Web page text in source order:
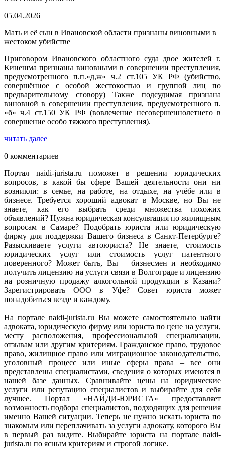
05.04.2026
Мать и её сын в Ивановской области признаны виновными в
жестоком убийстве
Приговором Ивановского областного суда двое жителей г.
Кинешма признаны виновными в совершении преступления,
предусмотренного п.п.«д,ж» ч.2 ст.105 УК РФ (убийство,
совершённое с особой жестокостью и группой лиц по
предварительному сговору) Также подсудимая признана
виновной в совершении преступления, предусмотренного п.
«б» ч.4 ст.150 УК РФ (вовлечение несовершеннолетнего в
совершение особо тяжкого преступления).
читать далее
0 комментариев
Портал naidi-jurista.ru поможет в решении юридических
вопросов, в какой бы сфере Вашей деятельности они ни
возникли: в семье, на работе, на отдыхе, на учёбе или в
бизнесе. Требуется хороший адвокат в Москве, но Вы не
знаете, как его выбрать среди множества похожих
объявлений? Нужна юридическая консультация по жилищным
вопросам в Самаре? Подобрать юриста или юридическую
фирму для поддержки Вашего бизнеса в Санкт-Петербурге?
Разыскиваете услуги автоюриста? Не знаете, стоимость
юридических услуг или стоимость услуг патентного
поверенного? Может быть, Вы – бизнесмен и необходимо
получить лицензию на услуги связи в Волгограде и лицензию
на розничную продажу алкогольной продукции в Казани?
Зарегистрировать ООО в Уфе? Совет юриста может
понадобиться везде и каждому.
На портале naidi-jurista.ru Вы можете самостоятельно найти
адвоката, юридическую фирму или юриста по цене на услуги,
месту расположения, профессиональной специализации,
отзывам или другим критериям. Гражданское право, трудовое
право, жилищное право или миграционное законодательство,
уголовный процесс или иные сферы права – все они
представлены специалистами, сведения о которых имеются в
нашей базе данных. Сравнивайте цены на юридические
услуги или репутацию специалистов и выбирайте для себя
лучшее. Портал «НАЙДИ-ЮРИСТА» предоставляет
возможность подбора специалистов, подходящих для решения
именно Вашей ситуации. Теперь не нужно искать юриста по
знакомым или переплачивать за услуги адвокату, которого Вы
в первый раз видите. Выбирайте юриста на портале naidi-
jurista.ru по ясным критериям и строгой логике.